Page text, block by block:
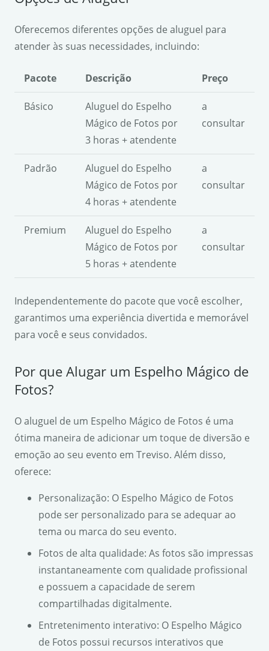
Oferecemos diferentes opções de aluguel para
atender às suas necessidades, incluindo:
Pacote Descrição Preço
Básico
Aluguel do Espelho
Mágico de Fotos por
3 horas + atendente
a
consultar
Padrão
Aluguel do Espelho
Mágico de Fotos por
4 horas + atendente
a
consultar
Premium
Aluguel do Espelho
Mágico de Fotos por
5 horas + atendente
a
consultar
Independentemente do pacote que você escolher,
garantimos uma experiência divertida e memorável
para você e seus convidados.
Por que Alugar um Espelho Mágico de
Fotos?
O aluguel de um Espelho Mágico de Fotos é uma
ótima maneira de adicionar um toque de diversão e
emoção ao seu evento em Treviso. Além disso,
oferece:
Personalização: O Espelho Mágico de Fotos
pode ser personalizado para se adequar ao
tema ou marca do seu evento.
Fotos de alta qualidade: As fotos são impressas
instantaneamente com qualidade profissional
e possuem a capacidade de serem
compartilhadas digitalmente.
Entretenimento interativo: O Espelho Mágico
de Fotos possui recursos interativos que